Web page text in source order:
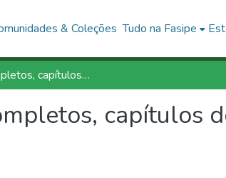
& Coleções Tudo na Fasipe
Livros completos, capítulos de livros
capítulos